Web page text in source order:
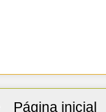
Página inicial